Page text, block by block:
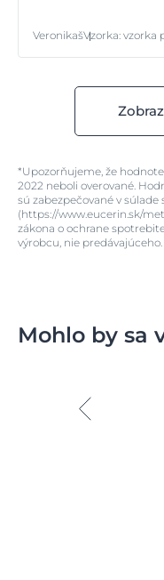
VeronikašVzorka: vzorka
*Upozorňujeme, že
2022 neboli overované.
sú zabezpečované v
(https://www.eucerin.sk/
zákona o ochrane
výrobcu, nie predávajúceho.
Mohlo by sa